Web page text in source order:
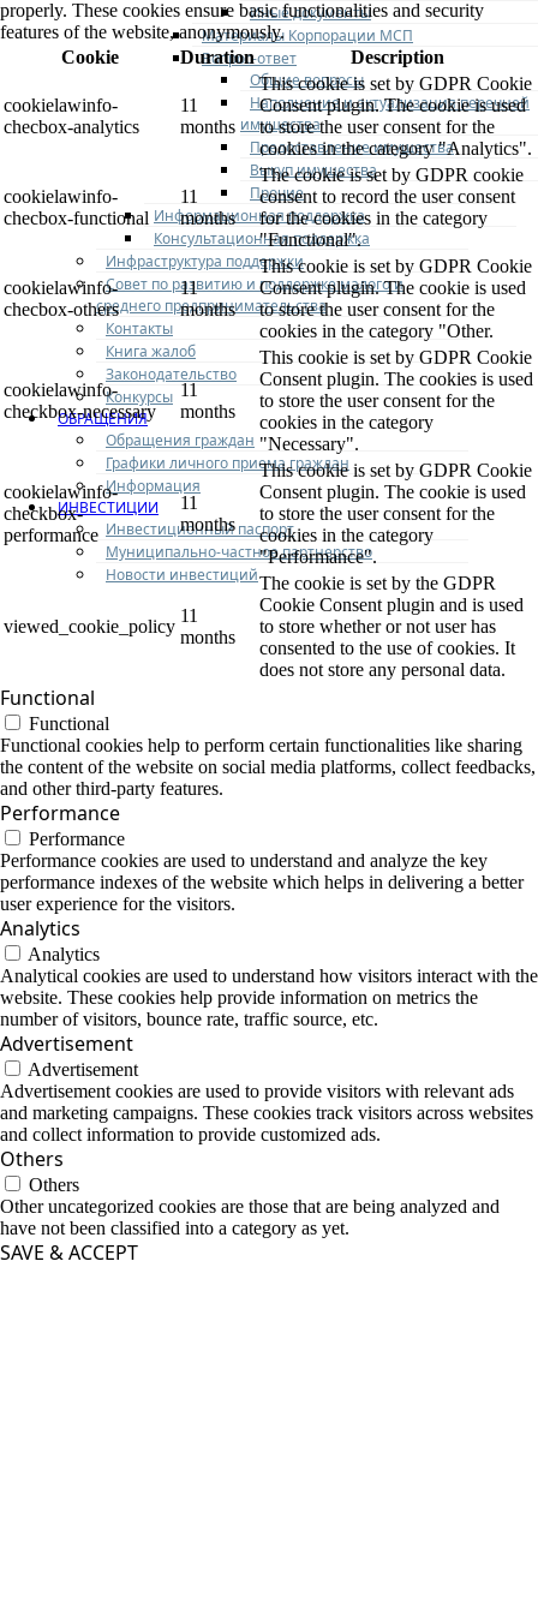
Иные документы
Материалы Корпорации МСП
Вопрос-ответ
Общие вопросы
Наполнение и актуализация перечней
имущества
Предоставление имущества
Выкуп имущества
Прочие
Информационная поддержка
Консультационная поддержка
Инфраструктура поддержки
Совет по развитию и поддержке малого и
среднего предпринимательства
Контакты
Книга жалоб
Законодательство
Конкурсы
ОБРАЩЕНИЯ
Обращения граждан
Графики личного приема граждан
Информация
ИНВЕСТИЦИИ
Инвестиционный паспорт
Муниципально-частное партнерство
Новости инвестиций
properly. These cookies ensure basic functionalities and security
features of the website, anonymously.
Cookie
Duration Description
cookielawinfo-
checbox-analytics
11
months
This cookie is set by GDPR Cookie
Consent plugin. The cookie is used
to store the user consent for the
cookies in the category "Analytics".
cookielawinfo-
checbox-functional
11
months
The cookie is set by GDPR cookie
consent to record the user consent
for the cookies in the category
"Functional".
cookielawinfo-
checbox-others
11
months
This cookie is set by GDPR Cookie
Consent plugin. The cookie is used
to store the user consent for the
cookies in the category "Other.
cookielawinfo-
checkbox-necessary
11
months
This cookie is set by GDPR Cookie
Consent plugin. The cookies is used
to store the user consent for the
cookies in the category
"Necessary".
cookielawinfo-
checkbox-
performance
11
months
This cookie is set by GDPR Cookie
Consent plugin. The cookie is used
to store the user consent for the
cookies in the category
"Performance".
viewed_cookie_policy
11
months
The cookie is set by the GDPR
Cookie Consent plugin and is used
to store whether or not user has
consented to the use of cookies. It
does not store any personal data.
Functional
Functional
Functional cookies help to perform certain functionalities like sharing
the content of the website on social media platforms, collect feedbacks,
and other third-party features.
Performance
Performance
Performance cookies are used to understand and analyze the key
performance indexes of the website which helps in delivering a better
user experience for the visitors.
Analytics
Analytics
Analytical cookies are used to understand how visitors interact with the
website. These cookies help provide information on metrics the
number of visitors, bounce rate, traffic source, etc.
Advertisement
Advertisement
Advertisement cookies are used to provide visitors with relevant ads
and marketing campaigns. These cookies track visitors across websites
and collect information to provide customized ads.
Others
Others
Other uncategorized cookies are those that are being analyzed and
have not been classified into a category as yet.
SAVE & ACCEPT